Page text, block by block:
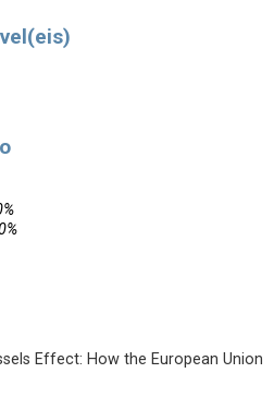
Effect: How the European Union